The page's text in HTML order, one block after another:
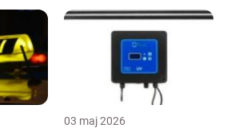
03 maj 2026